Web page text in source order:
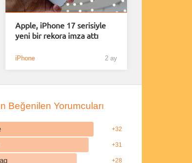
Apple, iPhone 17 serisiyle
yeni bir rekora imza attı
iPhone 2 ay
Beğenilen Yorumcuları
+32
+31
+28